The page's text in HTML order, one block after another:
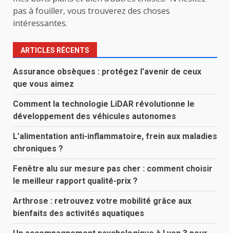
pas à fouiller, vous trouverez des choses
intéressantes.
ARTICLES RÉCENTS
Assurance obsèques : protégez l’avenir de ceux
que vous aimez
Comment la technologie LiDAR révolutionne le
développement des véhicules autonomes
L’alimentation anti-inflammatoire, frein aux maladies
chroniques ?
Fenêtre alu sur mesure pas cher : comment choisir
le meilleur rapport qualité-prix ?
Arthrose : retrouvez votre mobilité grâce aux
bienfaits des activités aquatiques